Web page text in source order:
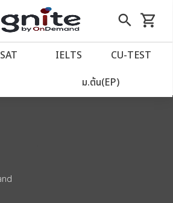
close
นท์
เรียน
search
Skip
to
shopping_cart
รถเข็น
SAT IELTS CU‑TEST
ม.ต้น(EP)
find anything for 80002040